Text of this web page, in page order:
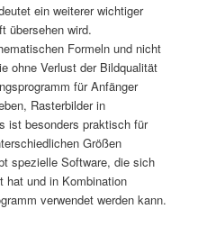
ein weiterer wichtiger
übersehen wird.
Formeln und nicht
ohne Verlust der Bildqualität
für Anfänger
Rasterbilder in
ist besonders praktisch für
Größen
spezielle Software, die sich
hat und in Kombination
verwendet werden kann.